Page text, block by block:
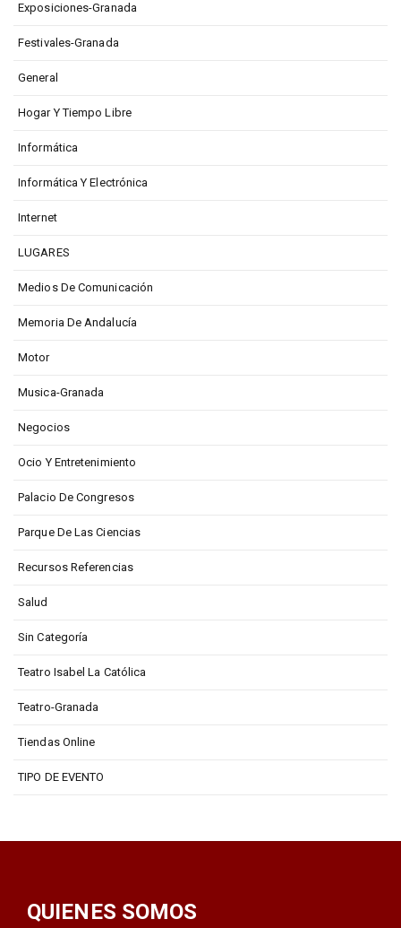
Exposiciones-Granada
Festivales-Granada
General
Hogar Y Tiempo Libre
Informática
Informática Y Electrónica
Internet
LUGARES
Medios De Comunicación
Memoria De Andalucía
Motor
Musica-Granada
Negocios
Ocio Y Entretenimiento
Palacio De Congresos
Parque De Las Ciencias
Recursos Referencias
Salud
Sin Categoría
Teatro Isabel La Católica
Teatro-Granada
Tiendas Online
TIPO DE EVENTO
QUIENES SOMOS